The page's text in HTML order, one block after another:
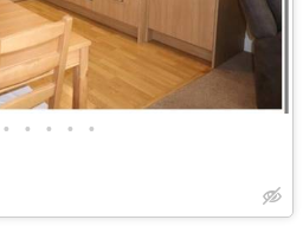
• • • • •